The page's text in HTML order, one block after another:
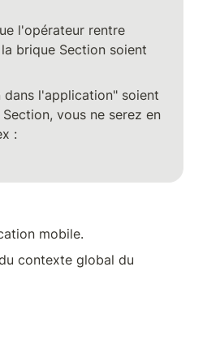
l'opérateur rentre
brique Section soient
l'application" soient
vous ne serez en
:
mobile.
contexte global du